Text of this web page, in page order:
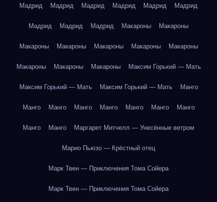
Мадрид Мадрид Мадрид Мадрид Мадрид Мадрид
Мадрид Мадрид Мадрид Макароны Макароны
Макароны Макароны Макароны Макароны Макароны
Макароны Макароны Макароны Максим Горький — Мать
Максим Горький — Мать Максим Горький — Мать Манго
Манго Манго Манго Манго Манго Манго Манго
Манго Манго Маргарет Митчелл — Унесённые ветром
Марио Пьюзо — Крёстный отец
Марк Твен — Приключения Тома Сойера
Марк Твен — Приключения Тома Сойера